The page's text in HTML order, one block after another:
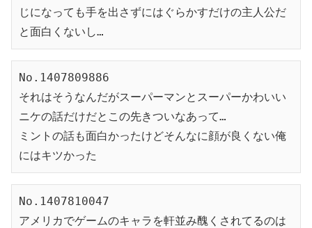
じになっても手を出さずにはぐらかすだけの主人公だ
と面白くないし…
No.1407809886
それはそうなんだがスーパーマンとスーパーかわいい
ニケの話だけだとこの先きついなあって…
ミントの話も面白かったけどそんなに顔が良くない俺
にはキツかった
No.1407810047
アメリカでゲームのキャラを軒並み醜くされてるのは